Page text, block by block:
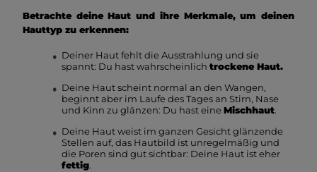
Betrachte deine Haut und ihre Merkmale, um deinen
Hauttyp zu erkennen:
Deiner Haut fehlt die Ausstrahlung und sie
spannt: Du hast wahrscheinlich trockene Haut.
Deine Haut scheint normal an den Wangen,
beginnt aber im Laufe des Tages an Stirn, Nase
und Kinn zu glänzen: Du hast eineMischhaut.
Deine Haut weist im ganzen Gesicht glänzende
Stellen auf, das Hautbild ist unregelmäßig und
die Poren sind gut sichtbar: Deine Haut ist eher
fettig.